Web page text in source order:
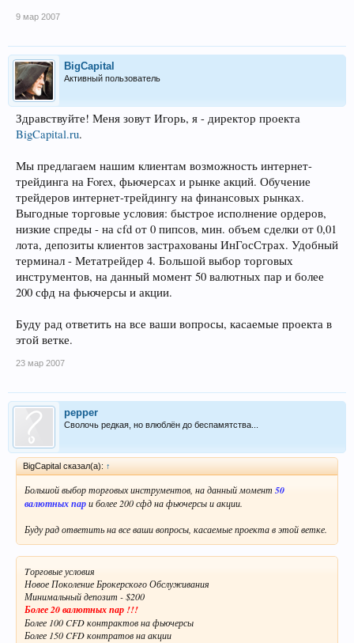
9 мар 2007
BigCapital
Активный пользователь
Здравствуйте! Меня зовут Игорь, я - директор проекта
BigCapital.ru.
Мы предлагаем нашим клиентам возможность интернет-
трейдинга на Forex, фьючерсах и рынке акций. Обучение
трейдеров интернет-трейдингу на финансовых рынках.
Выгодные торговые условия: быстрое исполнение ордеров,
низкие спреды - на cfd от 0 пипсов, мин. объем сделки от 0,01
лота, депозиты клиентов застрахованы ИнГосСтрах. Удобный
терминал - Метатрейдер 4. Большой выбор торговых
инструментов, на данный момент 50 валютных пар и более
200 сфд на фьючерсы и акции.
Буду рад ответить на все ваши вопросы, касаемые проекта в
этой ветке.
23 мар 2007
pepper
Сволочь редкая, но влюблён до беспамятства...
BigCapital сказал(а): ↑
Большой выбор торговых инструментов, на данный момент 50
валютных пари более 200 сфд на фьючерсы и акции.
Буду рад ответить на все ваши вопросы, касаемые проекта в этой ветке.
Tорговые условия
Новое Поколение Брокерского Обслуживания
Минимальный депозит - $200
Более 20 валютных пар !!!
Более 100 CFD контрактов на фьючерсы
Более 150 CFD контратов на акции